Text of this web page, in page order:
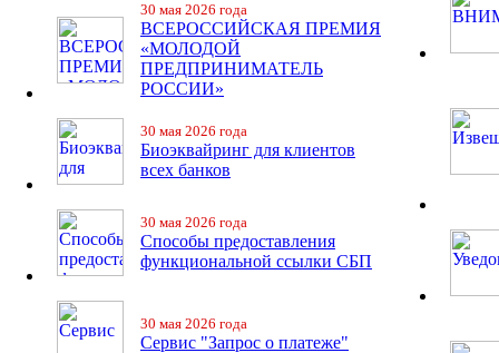
30 мая 2026 года
ВСЕРОССИЙСКАЯ ПРЕМИЯ
«МОЛОДОЙ
ПРЕДПРИНИМАТЕЛЬ
РОССИИ»
30 мая 2026 года
Биоэквайринг для клиентов
всех банков
30 мая 2026 года
Способы предоставления
функциональной ссылки СБП
30 мая 2026 года
Сервис "Запрос о платеже"